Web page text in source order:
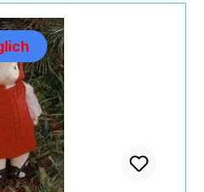
anziehend wirkt ihr
neutralen
Kind im Spiel für sich
und warmen
Gelenkpuppe eine
Produktdaten und
in